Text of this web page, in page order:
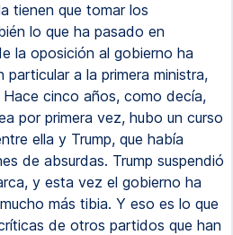
tienen que tomar los
lo que ha pasado en
la oposición al gobierno ha
a la primera ministra,
cinco años, como decía,
por primera vez, hubo un curso
ella y Trump, que había
de absurdas. Trump suspendió
y esta vez el gobierno ha
más tibia. Y eso es lo que
de otros partidos que han